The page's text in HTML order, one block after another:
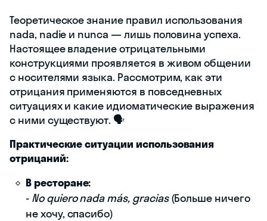
Теоретическое знание правил использования
nada, nadie и nunca — лишь половина успеха.
Настоящее владение отрицательными
конструкциями проявляется в живом общении
с носителями языка. Рассмотрим, как эти
отрицания применяются в повседневных
ситуациях и какие идиоматические выражения
с ними существуют. 🗣️
Практические ситуации использования
отрицаний:
В ресторане:
- No quiero nada más, gracias(Больше ничего
не хочу, спасибо)